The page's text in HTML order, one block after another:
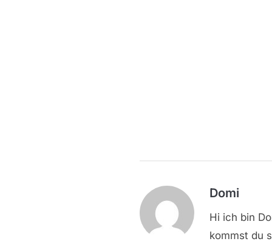
Domi
Hi ich bin
kommst du